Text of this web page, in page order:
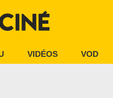
VIDÉOS VOD